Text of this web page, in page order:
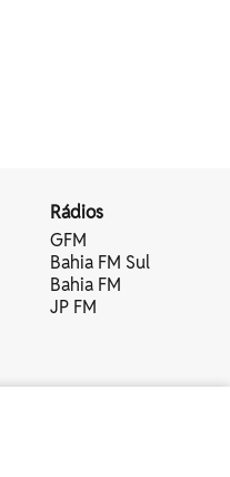
Rádios
GFM
Bahia FM Sul
Bahia FM
JP FM